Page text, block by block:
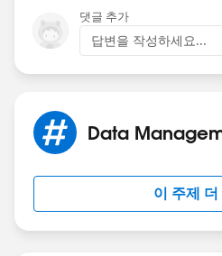
댓글 추가
답변을 작성하세요...
Data
이 주제 더